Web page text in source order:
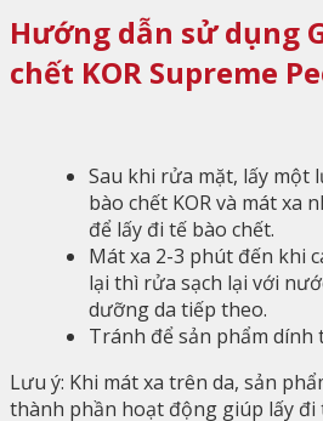
Hướng dẫn sử dụng
chết KOR Supreme
Sau khi rửa mặt, lấy một
bào chết KOR và mát xa
để lấy đi tế bào chết.
Mát xa 2-3 phút đến khi
lại thì rửa sạch lại với
dưỡng da tiếp theo.
Tránh để sản phẩm dính
Lưu ý: Khi mát xa trên da, sản
thành phần hoạt động giúp lấy đi